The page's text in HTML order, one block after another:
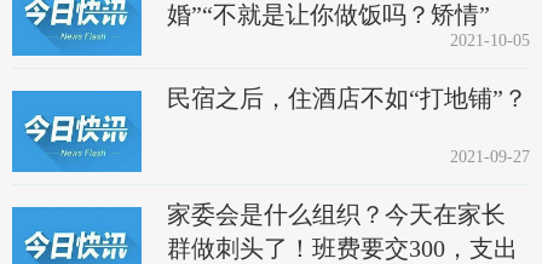
婚”“不就是让你做饭吗？矫情”
2021-10-05
民宿之后，住酒店不如“打地铺”？
2021-09-27
家委会是什么组织？今天在家长
群做刺头了！班费要交300，支出